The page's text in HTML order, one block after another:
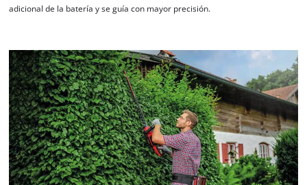
adicional de la batería y se guía con mayor precisión.